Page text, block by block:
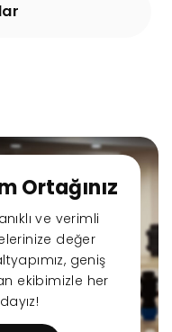
Ortağınız
ve verimli
değer
geniş
ekibimizle her